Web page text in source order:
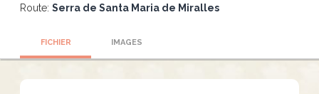
Route: Serra de Santa Maria de Miralles
FICHIER IMAGES